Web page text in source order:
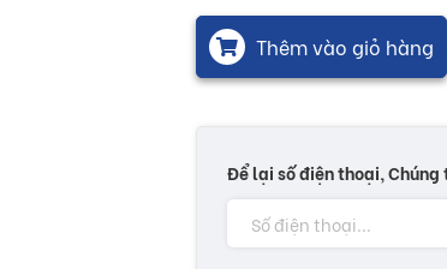
Thêm vào giỏ hàng
Để lại số điện thoại,